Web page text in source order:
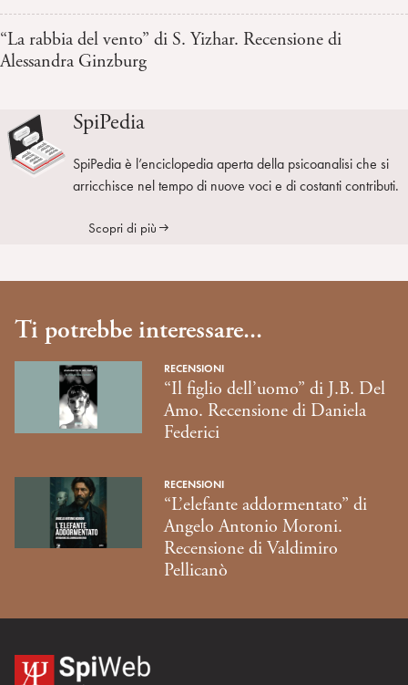
“La rabbia del vento” di S. Yizhar. Recensione di
Alessandra Ginzburg
SpiPedia
SpiPedia è l’enciclopedia aperta della psicoanalisi che si
arricchisce nel tempo di nuove voci e di costanti contributi.
Scopri di più
Ti potrebbe interessare...
RECENSIONI
“Il figlio dell’uomo” di J.B. Del
Amo. Recensione di Daniela
Federici
RECENSIONI
“L’elefante addormentato” di
Angelo Antonio Moroni.
Recensione di Valdimiro
Pellicanò